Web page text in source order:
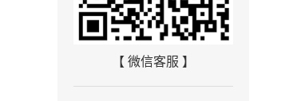
【 微信客服 】